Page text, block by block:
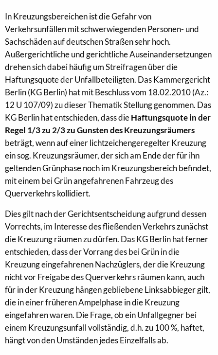
In Kreuzungsbereichen ist die Gefahr von
Verkehrsunfällen mit schwerwiegenden Personen- und
Sachschäden auf deutschen Straßen sehr hoch.
Außergerichtliche und gerichtliche Auseinandersetzungen
drehen sich dabei häufig um Streifragen über die
Haftungsquote der Unfallbeteiligten. Das Kammergericht
Berlin (KG Berlin) hat mit Beschluss vom 18.02.2010 (Az.:
12 U 107/09) zu dieser Thematik Stellung genommen. Das
KG Berlin hat entschieden, dass dieHaftungsquote in der
Regel 1/3 zu 2/3 zu Gunsten des Kreuzungsräumers
beträgt, wenn auf einer lichtzeichengeregelter Kreuzung
ein sog. Kreuzungsräumer, der sich am Ende der für ihn
geltenden Grünphase noch im Kreuzungsbereich befindet,
mit einem bei Grün angefahrenen Fahrzeug des
Querverkehrs kollidiert.
Dies gilt nach der Gerichtsentscheidung aufgrund dessen
Vorrechts, im Interesse des fließenden Verkehrs zunächst
die Kreuzung räumen zu dürfen. Das KG Berlin hat ferner
entschieden, dass der Vorrang des bei Grün in die
Kreuzung eingefahrenen Nachzüglers, der die Kreuzung
nicht vor Freigabe des Querverkehrs räumen kann, auch
für in der Kreuzung hängen gebliebene Linksabbieger gilt,
die in einer früheren Ampelphase in die Kreuzung
eingefahren waren. Die Frage, ob ein Unfallgegner bei
einem Kreuzungsunfall vollständig, d.h. zu 100 %, haftet,
hängt von den Umständen jedes Einzelfalls ab.